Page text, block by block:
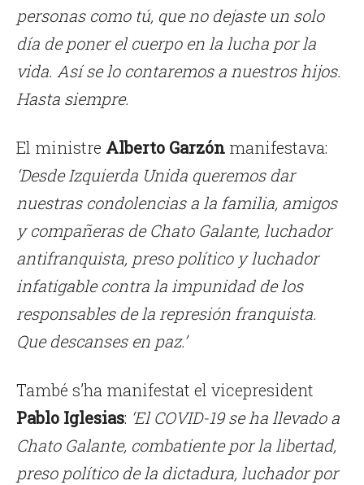
personas como tú, que no dejaste un solo
día de poner el cuerpo en la lucha por la
vida. Así se lo contaremos a nuestros hijos.
Hasta siempre.
El ministre Alberto Garzón manifestava:
‘Desde Izquierda Unida queremos dar
nuestras condolencias a la familia, amigos
y compañeras de Chato Galante, luchador
antifranquista, preso político y luchador
infatigable contra la impunidad de los
responsables de la represión franquista.
Que descanses en paz.’
També s’ha manifestat el vicepresident
Pablo Iglesias: ‘ElCOVID-19 se ha llevado a
Chato Galante, combatiente por la libertad,
preso político de la dictadura, luchador por